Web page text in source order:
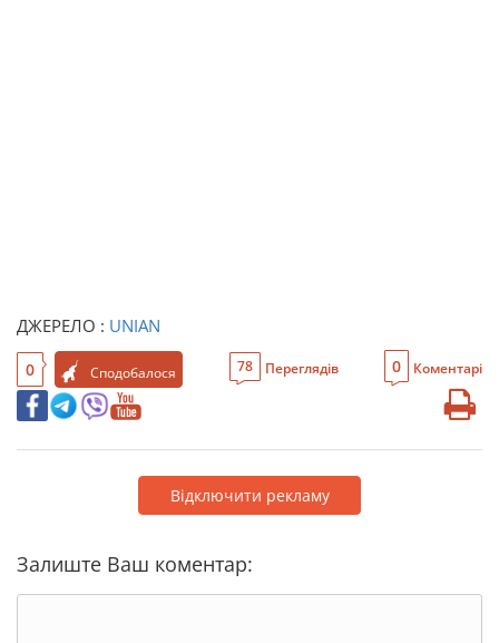
ДЖЕРЕЛО : UNIAN
0 Сподобалося 78 Переглядів 0 Коментарі
Відключити рекламу
Залиште Ваш коментар: